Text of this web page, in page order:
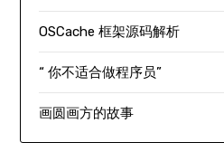
OSCache 框架源码解析
“ 你不适合做程序员”
画圆画方的故事